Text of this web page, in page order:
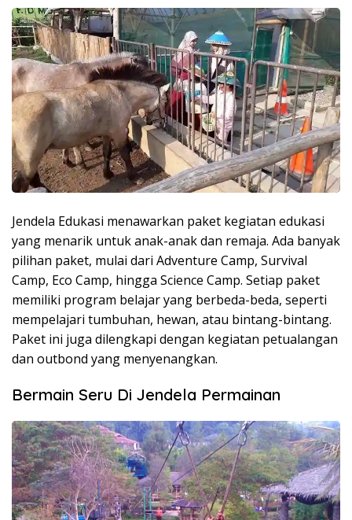
Jendela Edukasi menawarkan paket kegiatan edukasi
yang menarik untuk anak-anak dan remaja. Ada banyak
pilihan paket, mulai dari Adventure Camp, Survival
Camp, Eco Camp, hingga Science Camp. Setiap paket
memiliki program belajar yang berbeda-beda, seperti
mempelajari tumbuhan, hewan, atau bintang-bintang.
Paket ini juga dilengkapi dengan kegiatan petualangan
dan outbond yang menyenangkan.
Bermain Seru Di Jendela Permainan